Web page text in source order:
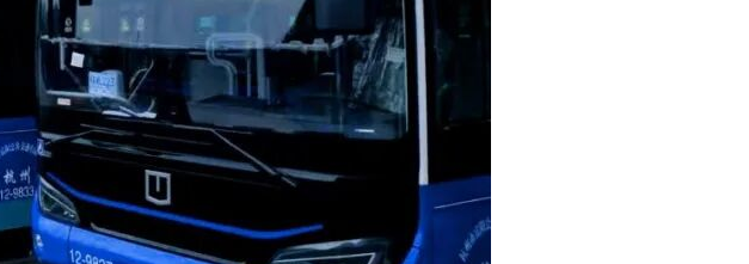
平台”），逾期完成上传的，招标人不予受理。
）的投标人业务系统进入网上开标大厅参与开标。
：宿迁市公共资源交易电子服务平台。